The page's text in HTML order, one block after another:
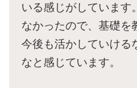
いる感じがしています
なかったので、基礎を
今後も活かしていける
なと感じています。